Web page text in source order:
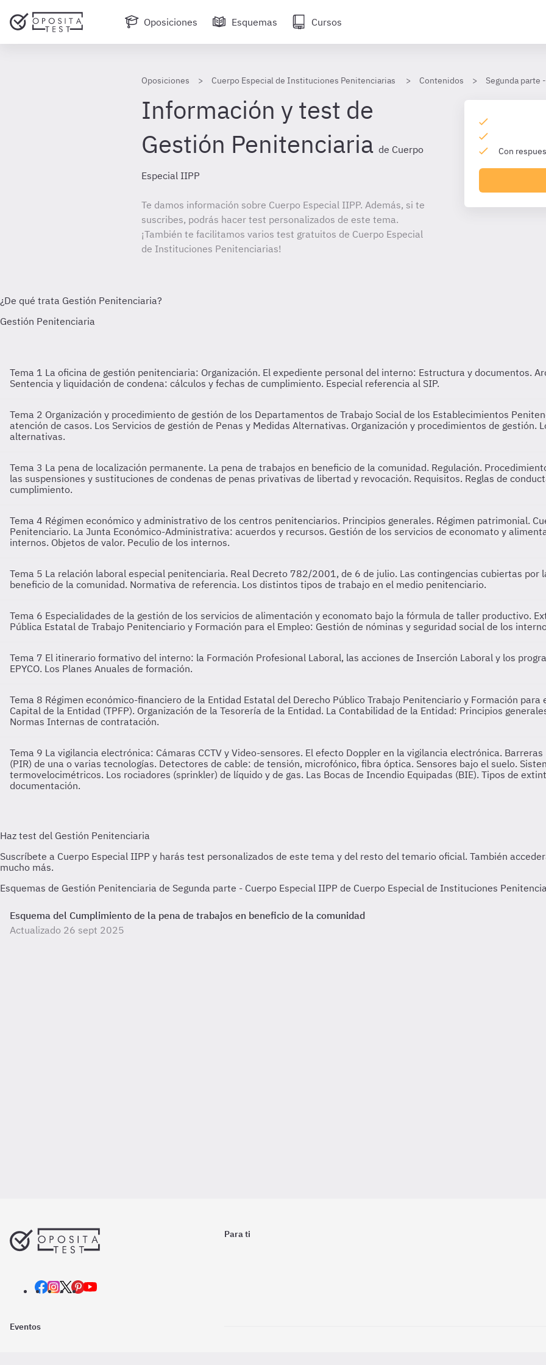
Oposiciones Esquemas Cursos
Oposiciones Cuerpo Especial de Instituciones Penitenciarias Contenidos Segunda parte
Información y test de
Gestión Penitenciaria de Cuerpo
Especial IIPP
Te damos información sobre Cuerpo Especial IIPP. Además, si te
suscribes, podrás hacer test personalizados de este tema.
¡También te facilitamos varios test gratuitos de Cuerpo Especial
de Instituciones Penitenciarias!
Con
Tema 1 La oficina de gestión penitenciaria: Organización. El expediente personal del interno: Estructura y documentos.
Sentencia y liquidación de condena: cálculos y fechas de cumplimiento. Especial referencia al SIP.
Tema 2 Organización y procedimiento de gestión de los Departamentos de Trabajo Social de los Establecimientos
atención de casos. Los Servicios de gestión de Penas y Medidas Alternativas. Organización y procedimientos de
alternativas.
Tema 3 La pena de localización permanente. La pena de trabajos en beneficio de la comunidad. Regulación.
las suspensiones y sustituciones de condenas de penas privativas de libertad y revocación. Requisitos. Reglas de
cumplimiento.
Tema 4 Régimen económico y administrativo de los centros penitenciarios. Principios generales. Régimen patrimonial.
Penitenciario. La Junta Económico-Administrativa: acuerdos y recursos. Gestión de los servicios de economato y
internos. Objetos de valor. Peculio de los internos.
Tema 5 La relación laboral especial penitenciaria. Real Decreto 782/2001, de 6 de julio. Las contingencias cubiertas por
beneficio de la comunidad. Normativa de referencia. Los distintos tipos de trabajo en el medio penitenciario.
Tema 6 Especialidades de la gestión de los servicios de alimentación y economato bajo la fórmula de taller productivo.
Pública Estatal de Trabajo Penitenciario y Formación para el Empleo: Gestión de nóminas y seguridad social de los
Tema 7 El itinerario formativo del interno: la Formación Profesional Laboral, las acciones de Inserción Laboral y los
EPYCO. Los Planes Anuales de formación.
Tema 8 Régimen económico-financiero de la Entidad Estatal del Derecho Público Trabajo Penitenciario y Formación para
Capital de la Entidad (TPFP). Organización de la Tesorería de la Entidad. La Contabilidad de la Entidad: Principios
Normas Internas de contratación.
Tema 9 La vigilancia electrónica: Cámaras CCTV y Video-sensores. El efecto Doppler en la vigilancia electrónica.
(PIR) de una o varias tecnologías. Detectores de cable: de tensión, microfónico, fibra óptica. Sensores bajo el suelo.
termovelocimétricos. Los rociadores (sprinkler) de líquido y de gas. Las Bocas de Incendio Equipadas (BIE). Tipos de
documentación.
Esquemas de Gestión Penitenciaria de Segunda parte - Cuerpo Especial IIPP de Cuerpo Especial de Instituciones
Esquema del Cumplimiento de la pena de trabajos en beneficio de la comunidad
Actualizado 26 sept 2025
Para ti
Eventos